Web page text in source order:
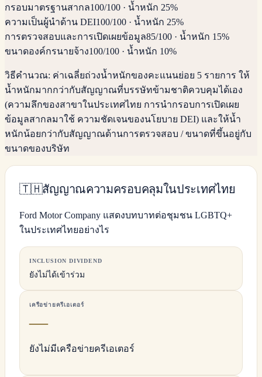
กรอบมาตรฐานสากล100/100 · น้ำหนัก 25%
ความเป็นผู้นำด้าน DEI100/100 · น้ำหนัก 25%
การตรวจสอบและการเปิดเผยข้อมูล85/100 · น้ำหนัก 15%
ขนาดองค์กรนายจ้าง100/100 · น้ำหนัก 10%
วิธีคำนวณ: ค่าเฉลี่ยถ่วงน้ำหนักของคะแนนย่อย 5 รายการ ให้
น้ำหนักมากกว่ากับสัญญาณที่บรรษัทข้ามชาติควบคุมได้เอง
(ความลึกของสาขาในประเทศไทย การนำกรอบการเปิดเผย
ข้อมูลสากลมาใช้ ความชัดเจนของนโยบาย DEI) และให้น้ำ
หนักน้อยกว่ากับสัญญาณด้านการตรวจสอบ / ขนาดที่ขึ้นอยู่กับ
ขนาดของบริษัท
🇹🇭สัญญาณความครอบคลุมในประเทศไทย
Ford Motor Company แสดงบทบาทต่อชุมชน LGBTQ+
ในประเทศไทยอย่างไร
INCLUSION DIVIDEND
ยังไม่ได้เข้าร่วม
เครือข่ายครีเอเตอร์
—
ยังไม่มีเครือข่ายครีเอเตอร์